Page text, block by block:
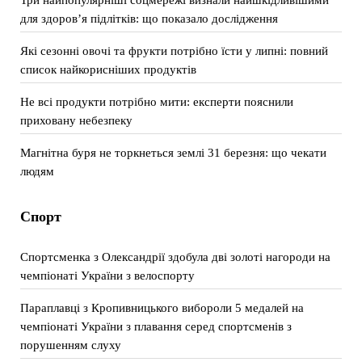
для здоров’я підлітків: що показало дослідження
Які сезонні овочі та фрукти потрібно їсти у липні: повний
список найкорисніших продуктів
Не всі продукти потрібно мити: експерти пояснили
приховану небезпеку
Магнітна буря не торкнеться землі 31 березня: що чекати
людям
Спорт
Спортсменка з Олександрії здобула дві золоті нагороди на
чемпіонаті України з велоспорту
Параплавці з Кропивницького вибороли 5 медалей на
чемпіонаті України з плавання серед спортсменів з
порушенням слуху